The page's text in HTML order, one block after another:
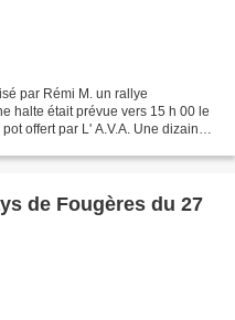
par Rémi M. un rallye
halte était prévue vers 15 h 00 le
offert par L' A.V.A. Une dizaine
de Fougères du 27